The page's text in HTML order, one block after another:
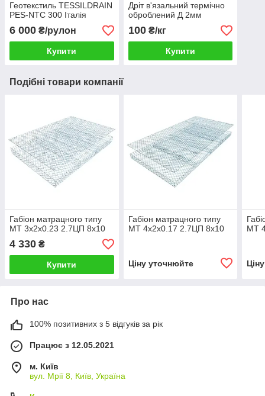
Геотекстиль TESSILDRAIN
PES-NTC 300 Італія
6 000 ₴/рулон
Купити
Дріт в'язальний термічно
оброблений Д 2мм
100₴/кг
Купити
Подібні товари компанії
Габіон матрацного типу
МТ 3х2х0.23 2.7ЦП 8х10
4 330 ₴
Купити
Габіон матрацного типу
МТ 4х2х0.17 2.7ЦП 8х10
Ціну уточнюйте
МТ
Про нас
100% позитивних з 5 відгуків за рік
Працює з 12.05.2021
м. Київ
вул. Мрії 8, Київ, Україна